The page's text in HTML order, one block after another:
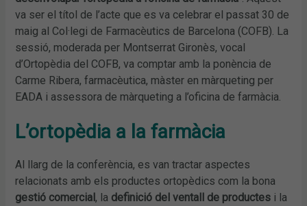
va ser el títol de l’acte que es va celebrar el passat 30 de
maig al Col·legi de Farmacèutics de Barcelona (COFB). La
sessió, moderada per Montserrat Gironès, vocal
d’Ortopèdia del COFB, va comptar amb la ponència de
Carme Ribera, farmacèutica, màster en màrqueting per
EADA i assessora de màrqueting a l’oficina de farmàcia.
L’ortopèdia a la farmàcia
Al llarg de la conferència, es van tractar aspectes
relacionats amb els productes ortopèdics com la bona
gestió comercial, la definició del ventall de productes i la